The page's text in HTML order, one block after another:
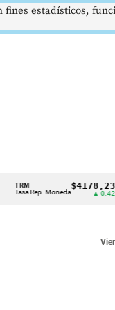
Rep. Moneda
$4178,23
▲ 0.42
estadísticos,